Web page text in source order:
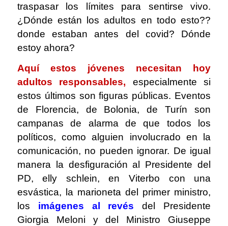
traspasar los límites para sentirse vivo.
¿Dónde están los adultos en todo esto??
donde estaban antes del covid? Dónde
estoy ahora?
Aquí estos jóvenes necesitan hoy
adultos responsables,
especialmente si
estos últimos son figuras públicas. Eventos
de Florencia, de Bolonia, de Turín son
campanas de alarma de que todos los
políticos, como alguien involucrado en la
comunicación, no pueden ignorar. De igual
manera la desfiguración al Presidente del
PD, elly schlein, en Viterbo con una
esvástica, la marioneta del primer ministro,
los imágenes al revés
del Presidente
Giorgia Meloni y del Ministro Giuseppe